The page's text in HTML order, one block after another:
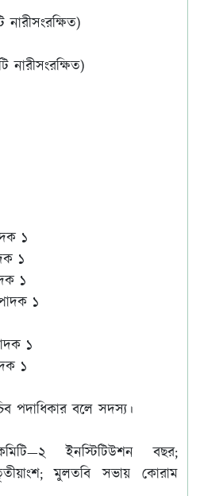
১
১
১
১
১
১
পদাধিকার বলে সদস্য।
ইনস্টিটিউশন বছর;
মুলতবি সভায় কোরাম